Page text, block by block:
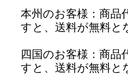
本州のお客様：商
すと、送料が無料と
四国のお客様：商
すと、送料が無料と